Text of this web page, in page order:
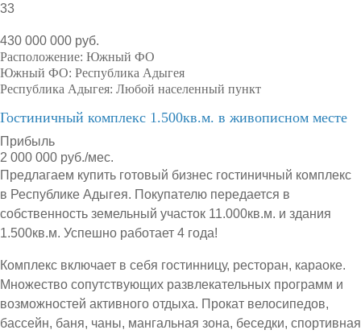
33
430 000 000 руб.
Расположение: Южный ФО
Южный ФО: Республика Адыгея
Республика Адыгея: Любой населенный пункт
Гостиничный комплекс 1.500кв.м. в живописном месте
Прибыль
2 000 000 руб./мес.
Предлагаем купить готовый бизнес гостиничный комплекс
в Республике Адыгея. Покупателю передается в
собственность земельный участок 11.000кв.м. и здания
1.500кв.м. Успешно работает 4 года!
Комплекс включает в себя гостинницу, ресторан, караоке.
Множество сопутствующих развлекательных программ и
возможностей активного отдыха. Прокат велосипедов,
бассейн, баня, чаны, мангальная зона, беседки, спортивная